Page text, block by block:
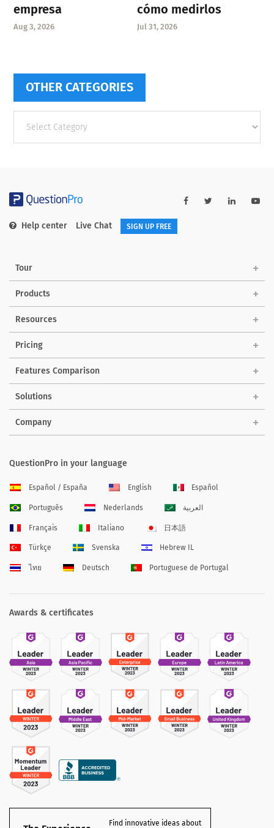
empresa
Aug 3, 2026
cómo medirlos
Jul 31, 2026
OTHER CATEGORIES
categories
Help center Live Chat SIGN UP FREE
Tour
Products
Resources
Pricing
Features Comparison
Solutions
Company
QuestionPro in your language
Español / España English Español
Português Nederlands العربية
Français Italiano 日本語
Türkçe Svenska Hebrew IL
ไทย Deutsch Portuguese de Portugal
Awards & certificates
Find innovative ideas about